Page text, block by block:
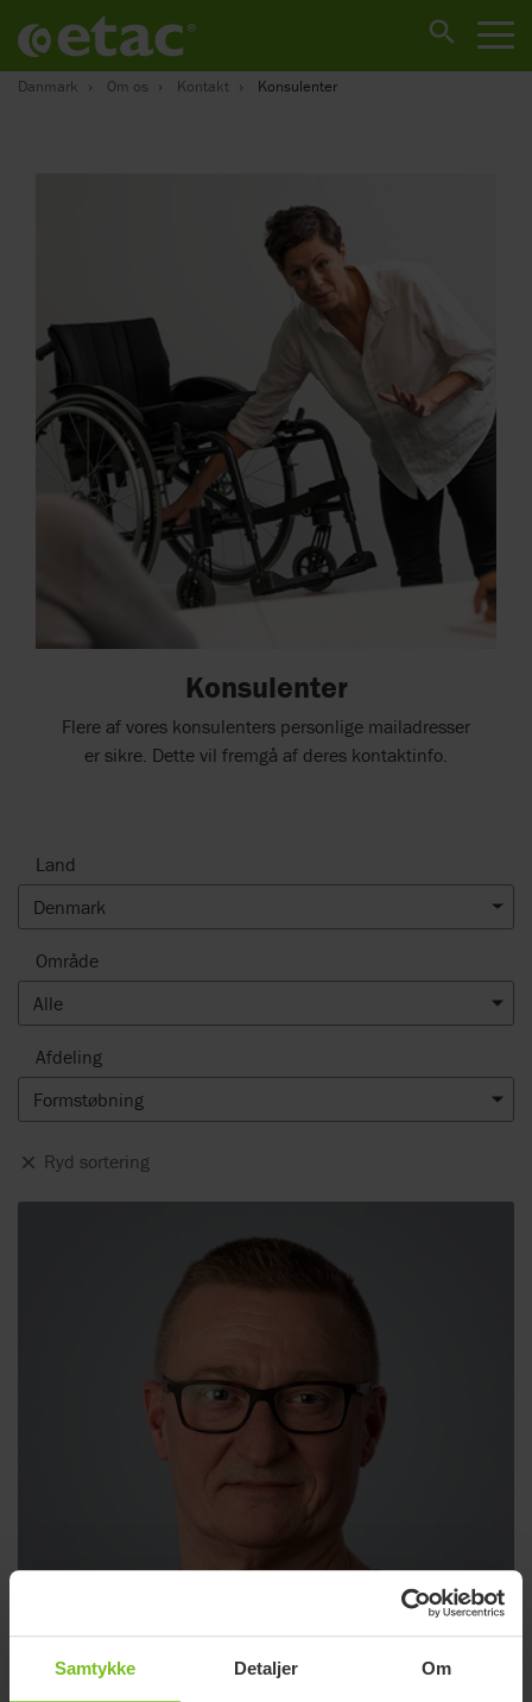
Samtykke Detaljer Om
Danmark Om os Kontakt Konsulenter
Konsulenter
Flere af vores konsulenters personlige mailadresser
er sikre. Dette vil fremgå af deres kontaktinfo.
Land
Denmark
Område
Alle
Afdeling
Formstøbning
Ryd sortering